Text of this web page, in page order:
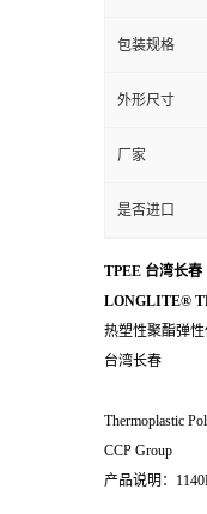
包装规格
外形尺寸
厂家
是否进口
TPEE 台湾长春
LONGLITE®
热塑性聚酯弹性
台湾长春
Thermoplastic
CCP Group
产品说明：